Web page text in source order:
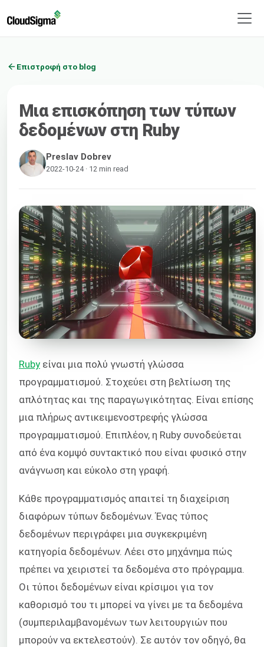
Επιστροφή στο blog
Μια επισκόπηση των τύπων
δεδομένων στη Ruby
Preslav Dobrev
2022-10-24 · 12 min read
Ruby είναι μια πολύ γνωστή γλώσσα
προγραμματισμού. Στοχεύει στη βελτίωση της
απλότητας και της παραγωγικότητας. Είναι επίσης
μια πλήρως αντικειμενοστρεφής γλώσσα
προγραμματισμού. Επιπλέον, η Ruby συνοδεύεται
από ένα κομψό συντακτικό που είναι φυσικό στην
ανάγνωση και εύκολο στη γραφή.
Κάθε προγραμματισμός απαιτεί τη διαχείριση
διαφόρων τύπων δεδομένων. Ένας τύπος
δεδομένων περιγράφει μια συγκεκριμένη
κατηγορία δεδομένων. Λέει στο μηχάνημα πώς
πρέπει να χειριστεί τα δεδομένα στο πρόγραμμα.
Οι τύποι δεδομένων είναι κρίσιμοι για τον
καθορισμό του τι μπορεί να γίνει με τα δεδομένα
(συμπεριλαμβανομένων των λειτουργιών που
μπορούν να εκτελεστούν). Σε αυτόν τον οδηγό, θα